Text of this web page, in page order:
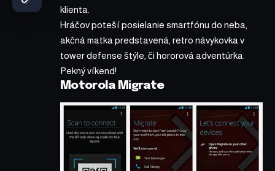
klienta.
Hráčov poteší posielanie smartfónu do neba,
akčná matka predstavená, retro návykovka v
tower defense štýle, či hororová adventúrka.
Pekný víkend!
Motorola Migrate